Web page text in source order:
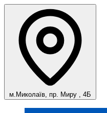
м.Миколаїв, пр. Миру , 4Б